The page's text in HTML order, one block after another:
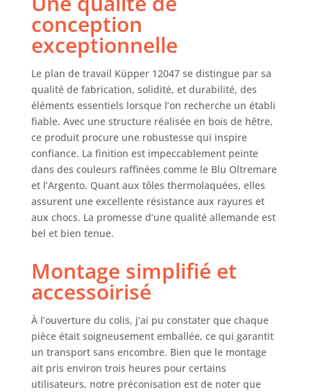
Beaucoup d'espace
tiroirs standard
de charge de 25 kg
chacun Porte
robuste - la porte
verrouillable est
résistante aux
rayures grâce à
une peinture
thermolaquée en
poudre. Pieds
réglables en
hauteur pour
(jusqu'à 2 cm)
Dimensions
449 x 444 x 118
mm (L x P x H)
conception
exceptionnelle
Le plan de travail Küpper 12047 se distingue par sa
qualité de fabrication, solidité, et durabilité, des
éléments essentiels lorsque l’on recherche un établi
fiable. Avec une structure réalisée en bois de hêtre,
ce produit procure une robustesse qui inspire
confiance. La finition est impeccablement peinte
dans des couleurs raffinées comme le Blu Oltremare
et l’Argento. Quant aux tôles thermolaquées, elles
assurent une excellente résistance aux rayures et
aux chocs. La promesse d’une qualité allemande est
bel et bien tenue.
Montage simplifié et
accessoirisé
À l’ouverture du colis, j’ai pu constater que chaque
pièce était soigneusement emballée, ce qui garantit
un transport sans encombre. Bien que le montage
ait pris environ trois heures pour certains
utilisateurs, notre préconisation est de noter que